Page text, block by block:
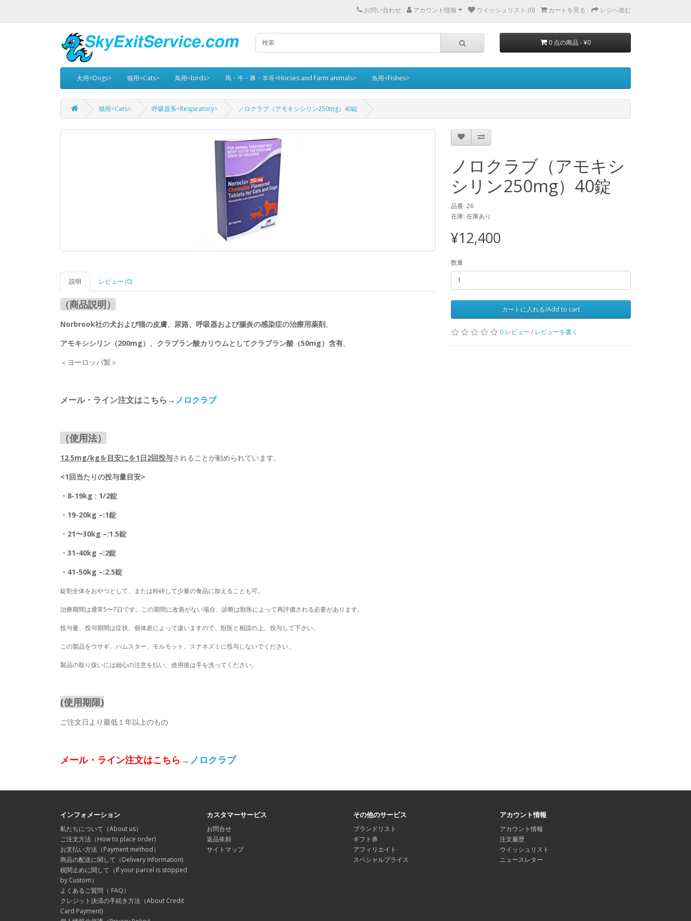
お問い合わせ アカウント情報 ウイッシュリスト (0) カートを見る レジへ進む
0 点の商品 - ¥0
犬用<Dogs> 猫用<Cats> 鳥用<birds> 馬・牛・豚・羊等<Horses and Farm animals> 魚用<Fishes>
猫用<Cats> 呼吸器系<Respiratory> ノロクラブ（アモキシシリン250mg）40錠
説明 レビュー (0)
（商品説明）
Norbrook社の犬および猫の皮膚、尿路、呼吸器および腸炎の感染症の治療用薬剤。
アモキシシリン（200mg）、クラブラン酸カリウムとしてクラブラン酸（50mg）含有。
＜ヨーロッパ製＞
メール・ライン注文はこちら→ ノロクラブ
（使用法）
12.5mg/kgを目安にを1日2回投与されることが勧められています。
<1回当たりの投与量目安>
・8-19kg : 1/2錠
・19-20kg –:1錠
・21〜30kg –:1.5錠
・31-40kg –:2錠
・41-50kg –:2.5錠
錠剤全体をおやつとして、または粉砕して少量の食品に加えることも可。
治療期間は通常5〜7日です。この期間に改善がない場合、診断は獣医によって再評価される必要があります。
投与量、投与期間は症状、個体差によって違いますので、獣医と相談の上、投与して下さい。
この製品をウサギ、ハムスター、モルモット、スナネズミに投与しないでください。
製品の取り扱いには細心の注意を払い、使用後は手を洗ってください。
(使用期限)
ご注文日より最低１年以上のもの
メール・ライン注文はこちら → ノロクラブ
ノロクラブ（アモキシ
シリン250mg）40錠
品番: 26
在庫: 在庫あり
¥12,400
数量
カートに入れる/Add to cart
0 レビュー / レビューを書く
インフォメーション
私たちについて（About us）
ご注文方法（How to place order)
お支払い方法（Payment method）
商品の配送に関して（Delivery Information)
税関止めに関して（If your parcel is stopped
by Custom）
よくあるご質問（ FAQ）
クレジット決済の手続き方法（About Credit
Card Payment)
カスタマーサービス
お問合せ
返品依頼
サイトマップ
その他のサービス
ブランドリスト
ギフト券
アフィリエイト
スペシャルプライス
アカウント情報
アカウント情報
注文履歴
ウイッシュリスト
ニュースレター